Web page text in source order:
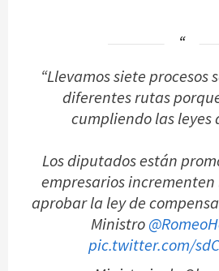
“Llevamos siete procesos
diferentes rutas
cumpliendo las leyes
Los diputados están
empresarios
aprobar la ley de
Ministro
pic.twitter.com/